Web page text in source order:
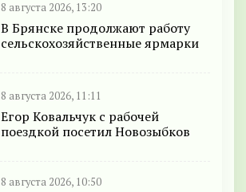
8 августа 2026, 13:20
В Брянске продолжают работу
сельскохозяйственные ярмарки
8 августа 2026, 11:11
Егор Ковальчук с рабочей
поездкой посетил Новозыбков
8 августа 2026, 10:50